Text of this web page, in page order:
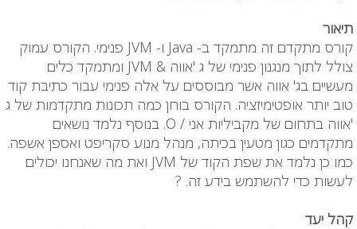
תיאור
קורס מתקדם זה מתמקד ב- Java ו- JVM פנימי. הקורס עמוק
צולל לתוך מנגנון פנימי של ג 'אווה & JVM ומתמקד כלים
מעשיים בג' אווה אשר מבוססים על אלה פנימי עבור כתיבת קוד
טוב יותר אופטימיזציה. הקורס בוחן כמה תכונות מתקדמות של ג
'אווה בתחום של מקביליות אני / O. בנוסף נלמד נושאים
מתקדמים כגון מטעין בכיתה, מנהל מנוע סקריפט ואספן אשפה.
כמו כן נלמד את שפת הקוד של JVM ואת מה שאנחנו יכולים
לעשות כדי להשתמש בידע זה. ?
קהל יעד